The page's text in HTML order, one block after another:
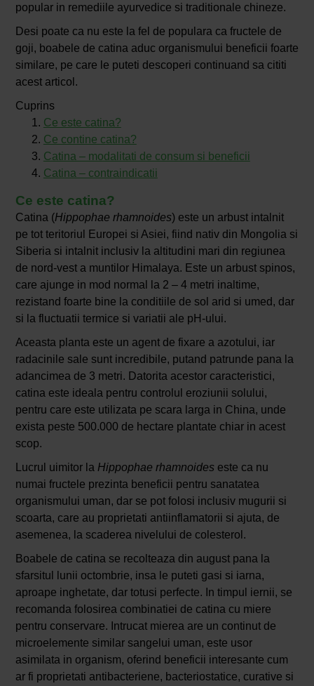
popular in remediile ayurvedice si traditionale chineze.
Desi poate ca nu este la fel de populara ca fructele de
goji, boabele de catina aduc organismului beneficii foarte
similare, pe care le puteti descoperi continuand sa cititi
acest articol.
Cuprins
Ce este catina?
Ce contine catina?
Catina – modalitati de consum si beneficii
Catina – contraindicatii
Ce este catina?
Catina (Hippophae rhamnoides) este un arbust intalnit
pe tot teritoriul Europei si Asiei, fiind nativ din Mongolia si
Siberia si intalnit inclusiv la altitudini mari din regiunea
de nord-vest a muntilor Himalaya. Este un arbust spinos,
care ajunge in mod normal la 2 – 4 metri inaltime,
rezistand foarte bine la conditiile de sol arid si umed, dar
si la fluctuatii termice si variatii ale pH-ului.
Aceasta planta este un agent de fixare a azotului, iar
radacinile sale sunt incredibile, putand patrunde pana la
adancimea de 3 metri. Datorita acestor caracteristici,
catina este ideala pentru controlul eroziunii solului,
pentru care este utilizata pe scara larga in China, unde
exista peste 500.000 de hectare plantate chiar in acest
scop.
Lucrul uimitor la Hippophae rhamnoideseste ca nu
numai fructele prezinta beneficii pentru sanatatea
organismului uman, dar se pot folosi inclusiv mugurii si
scoarta, care au proprietati antiinflamatorii si ajuta, de
asemenea, la scaderea nivelului de colesterol.
Boabele de catina se recolteaza din august pana la
sfarsitul lunii octombrie, insa le puteti gasi si iarna,
aproape inghetate, dar totusi perfecte. In timpul iernii, se
recomanda folosirea combinatiei de catina cu miere
pentru conservare. Intrucat mierea are un continut de
microelemente similar sangelui uman, este usor
asimilata in organism, oferind beneficii interesante cum
ar fi proprietati antibacteriene, bacteriostatice, curative si